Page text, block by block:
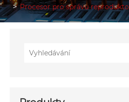
Procesor pro správu